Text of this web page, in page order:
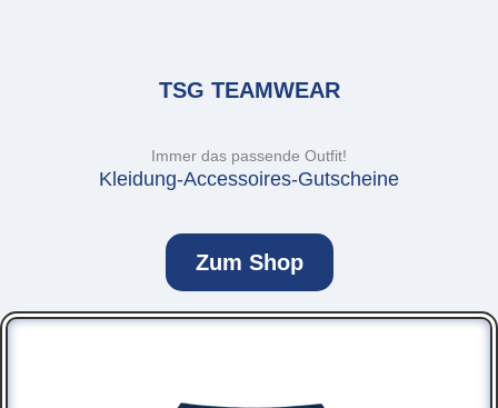
TSG TEAMWEAR
Immer das passende Outfit!
Kleidung-Accessoires-Gutscheine
Zum Shop